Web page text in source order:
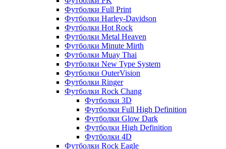
Футболки Full Print
Футболки Harley-Davidson
Футболки Hot Rock
Футболки Metal Heaven
Футболки Minute Mirth
Футболки Muay Thai
Футболки New Type System
Футболки OuterVision
Футболки Ringer
Футболки Rock Chang
Футболки 3D
Футболки Full High Definition
Футболки Glow Dark
Футболки High Definition
Футболки 4D
Футболки Rock Eagle